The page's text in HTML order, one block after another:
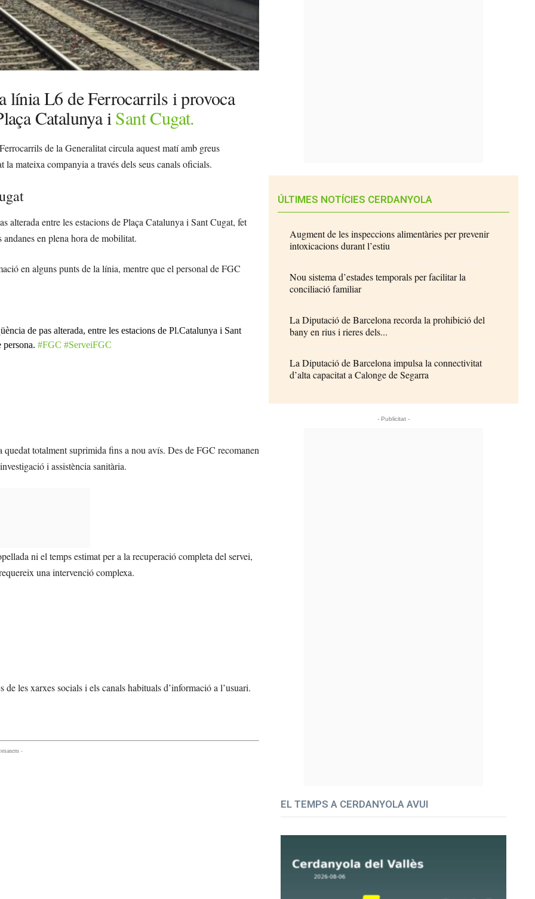
línia L6 de Ferrocarrils i provoca
Catalunya iSant Cugat.
de la Generalitat circula aquest matí amb greus
la mateixa companyia a través dels seus canals oficials.
alterada entre les estacions de Plaça Catalunya i Sant Cugat, fet
en plena hora de mobilitat.
en alguns punts de la línia, mentre que el personal de FGC
de pas alterada, entre les estacions de Pl.Catalunya i Sant
#FGC #ServeiFGC
totalment suprimida fins a nou avís. Des de FGC recomanen
i assistència sanitària.
ni el temps estimat per a la recuperació completa del servei,
una intervenció complexa.
les xarxes socials i els canals habituals d’informació a l’usuari.
-
ÚLTIMES NOTÍCIES CERDANYOLA
Augment de les inspeccions alimentàries per prevenir
intoxicacions durant l’estiu
Nou sistema d’estades temporals per facilitar la
conciliació familiar
La Diputació de Barcelona recorda la prohibició del
bany en rius i rieres dels...
La Diputació de Barcelona impulsa la connectivitat
d’alta capacitat a Calonge de Segarra
- Publicitat -
EL TEMPS A CERDANYOLA AVUI